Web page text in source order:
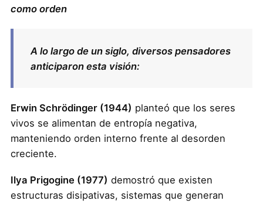
como orden
A lo largo de un siglo, diversos pensadores
anticiparon esta visión:
Erwin Schrödinger (1944) planteó que los seres
vivos se alimentan de entropía negativa,
manteniendo orden interno frente al desorden
creciente.
Ilya Prigogine (1977) demostró que existen
estructuras disipativas, sistemas que generan